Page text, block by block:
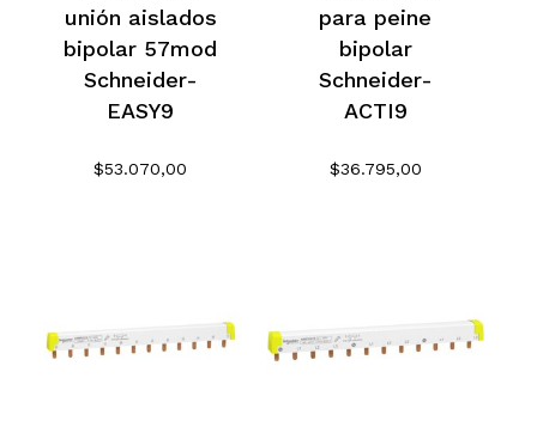
unión aislados
bipolar 57mod
Schneider-
EASY9
$53.070,00
para peine
bipolar
Schneider-
ACTI9
$36.795,00